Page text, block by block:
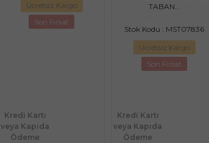
Ücretsiz Kargo
Son Fırsat
Kredi Kartı
veya Kapıda
Ödeme
TABAN...
Stok Kodu : MST07836
Ücretsiz Kargo
Son Fırsat
Kredi Kartı
veya Kapıda
Ödeme